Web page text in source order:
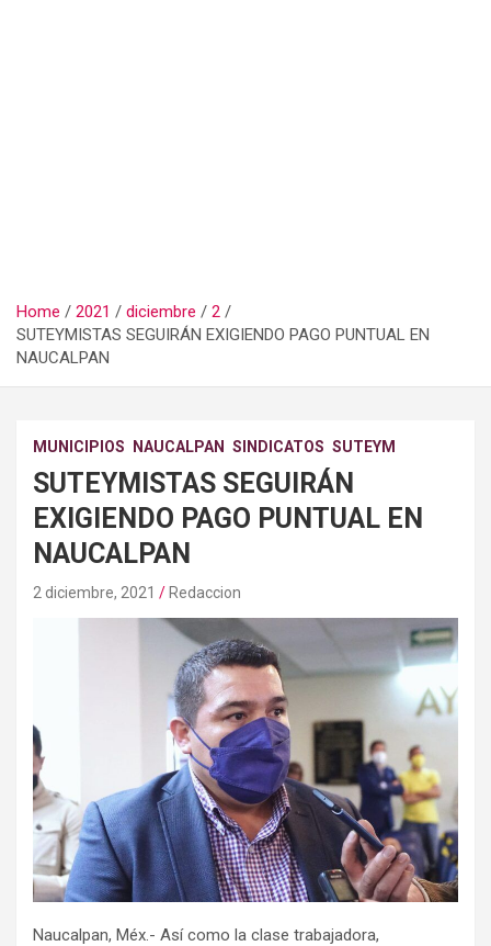
Home 2021 diciembre
2
SUTEYMISTAS SEGUIRÁN EXIGIENDO PAGO PUNTUAL EN
NAUCALPAN
MUNICIPIOS NAUCALPAN SINDICATOS SUTEYM
SUTEYMISTAS SEGUIRÁN
EXIGIENDO PAGO PUNTUAL EN
NAUCALPAN
2 diciembre, 2021 Redaccion
Naucalpan, Méx.- Así como la clase trabajadora,